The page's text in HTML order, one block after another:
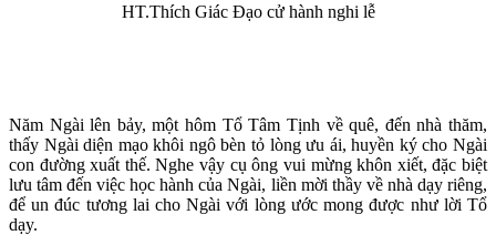
HT.Thích Giác Đạo cử hành nghi lễ
Năm Ngài lên bảy, một hôm Tổ Tâm Tịnh về quê, đến nhà thăm,
thấy Ngài diện mạo khôi ngô bèn tỏ lòng ưu ái, huyền ký cho Ngài
con đường xuất thế. Nghe vậy cụ ông vui mừng khôn xiết, đặc biệt
lưu tâm đến việc học hành của Ngài, liền mời thầy về nhà dạy riêng,
để un đúc tương lai cho Ngài với lòng ước mong được như lời Tổ
dạy.